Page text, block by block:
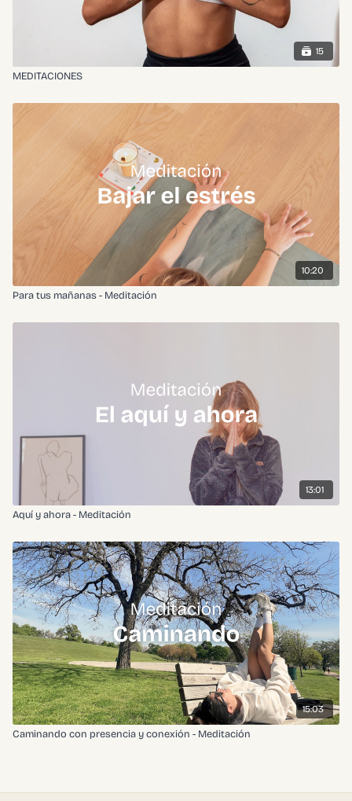
15
MEDITACIONES
10:20
Para tus mañanas - Meditación
13:01
Aquí y ahora - Meditación
15:03
Caminando con presencia y conexión - Meditación